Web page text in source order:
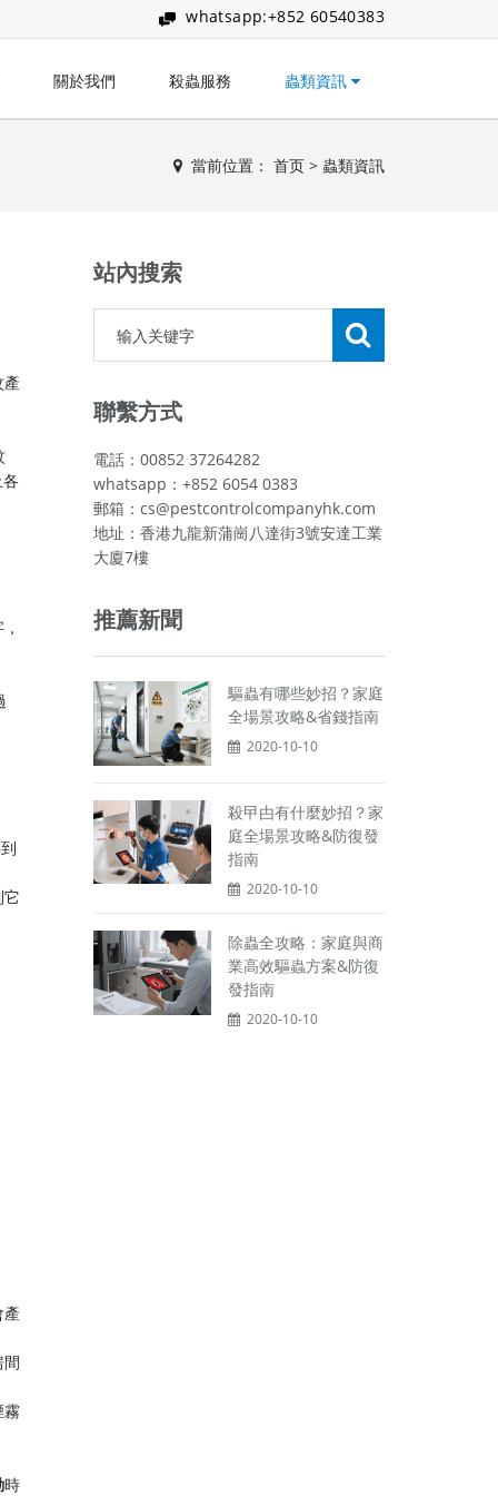
whatsapp:+852 60540383
關於我們 殺蟲服務 蟲類資訊
當前位置： 首页 > 蟲類資訊
它
間
霧
​時
站內搜索
聯繫方式
電話：00852 37264282
whatsapp：+852 6054 0383
郵箱：cs@pestcontrolcompanyhk.com
地址：香港九龍新蒲崗八達街3號安達工業
大廈7樓
推薦新聞
驅蟲有哪些妙招？家庭
全場景攻略&省錢指南
2020-10-10
殺曱甴有什麼妙招？家
庭全場景攻略&防復發
指南
2020-10-10
除蟲全攻略：家庭與商
業高效驅蟲方案&防復
發指南
2020-10-10